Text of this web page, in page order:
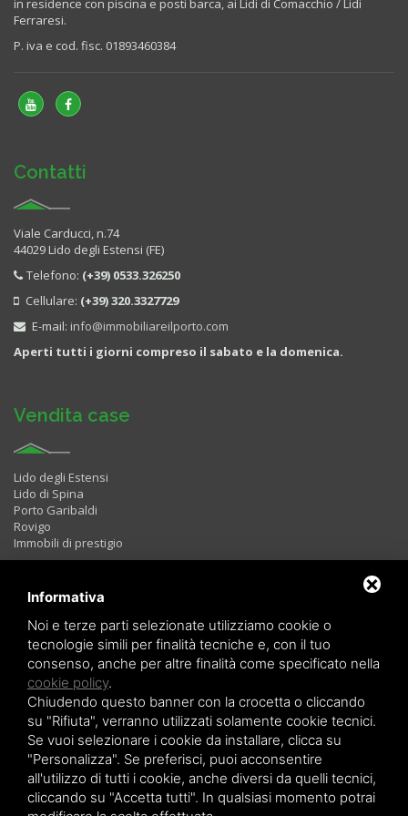
in residence con piscina e posti barca, ai Lidi di Comacchio / Lidi
Ferraresi.
P. iva e cod. fisc. 01893460384
Contatti
Viale Carducci, n.74
44029 Lido degli Estensi (FE)
Telefono: (+39) 0533.326250
Cellulare: (+39) 320.3327729
E-mail: info@immobiliareilporto.com
Aperti tutti i giorni compreso il sabato e la domenica.
Vendita case
Lido degli Estensi
Lido di Spina
Porto Garibaldi
Rovigo
Immobili di prestigio
Immobili in Affitto
Bilocali
Trilocali
Quadrilocali
LAST MINUTE
Informativa
Noi e terze parti selezionate utilizziamo cookie o
tecnologie simili per finalità tecniche e, con il tuo
consenso, anche per altre finalità come specificato nella
cookie policy.
Chiudendo questo banner con la crocetta o cliccando
su "Rifiuta", verranno utilizzati solamente cookie tecnici.
Se vuoi selezionare i cookie da installare, clicca su
"Personalizza". Se preferisci, puoi acconsentire
all'utilizzo di tutti i cookie, anche diversi da quelli tecnici,
cliccando su "Accetta tutti". In qualsiasi momento potrai